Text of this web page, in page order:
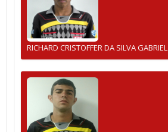
RICHARD CRISTOFFER DA SILVA GABRIEL